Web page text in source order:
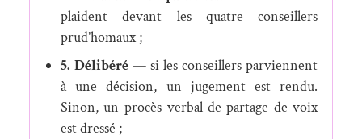
plaident devant les quatre conseillers
prud’homaux ;
5. Délibéré— si les conseillers parviennent
à une décision, un jugement est rendu.
Sinon, un procès-verbal de partage de voix
est dressé ;